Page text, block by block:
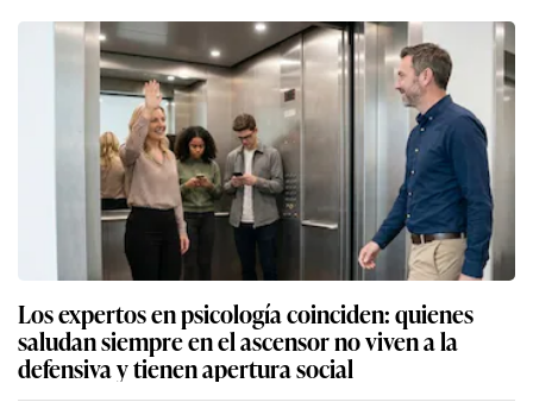
Los expertos en psicología coinciden: quienes
saludan siempre en el ascensor no viven a la
defensiva y tienen apertura social